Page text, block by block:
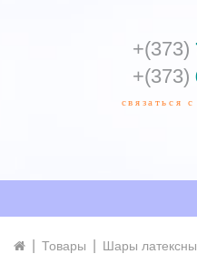
+(373)
+(373)
связаться
Товары Шары